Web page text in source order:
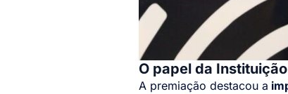
O papel da
A premiação destacou a